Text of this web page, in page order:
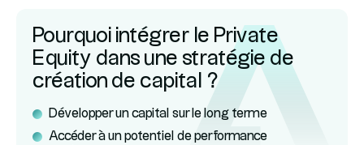
Pourquoi intégrer le Private
Equity dans une stratégie de
création de capital ?
Développer un capital sur le long terme
Accéder à un potentiel de performance